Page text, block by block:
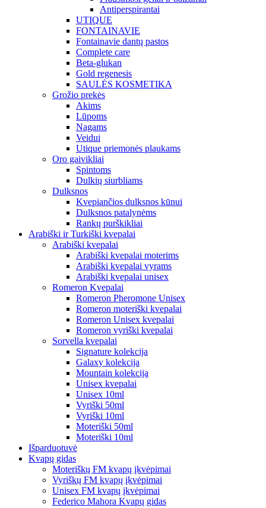
Antiperspirantai
UTIQUE
FONTAINAVIE
Fontainavie dantų pastos
Complete care
Beta-glukan
Gold regenesis
SAULĖS KOSMETIKA
Grožio prekės
Akims
Lūpoms
Nagams
Veidui
Utique priemonės plaukams
Oro gaivikliai
Spintoms
Dulkių siurbliams
Dulksnos
Kvepiančios dulksnos kūnui
Dulksnos patalynėms
Rankų purškikliai
Arabiški ir Turkiški kvepalai
Arabiški kvepalai
Arabiški kvepalai moterims
Arabiški kvepalai vyrams
Arabiški kvepalai unisex
Romeron Kvepalai
Romeron Pheromone Unisex
Romeron moteriški kvepalai
Romeron Unisex kvepalai
Romeron vyriški kvepalai
Sorvella kvepalai
Signature kolekcija
Galaxy kolekcija
Mountain kolekcija
Unisex kvepalai
Unisex 10ml
Vyriški 50ml
Vyriški 10ml
Moteriški 50ml
Moteriški 10ml
Išparduotuvė
Kvapų gidas
Moteriškų FM kvapų įkvėpimai
Vyriškų FM kvapų įkvėpimai
Unisex FM kvapų įkvėpimai
Federico Mahora Kvapų gidas